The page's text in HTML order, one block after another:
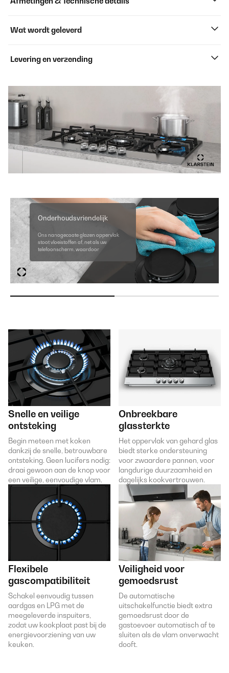
Wat wordt geleverd
Levering en verzending
Onderhoudsvriendelijk
Ons nanogecoate glazen oppervlak
stoot vloeistoffen af, net als uw
telefoonscherm, waardoor
Snelle en veilige
ontsteking
Begin meteen met koken
dankzij de snelle, betrouwbare
ontsteking. Geen lucifers nodig:
draai gewoon aan de knop voor
een veilige, eenvoudige vlam.
Onbreekbare
glassterkte
Het oppervlak van gehard glas
biedt sterke ondersteuning
voor zwaardere pannen, voor
langdurige duurzaamheid en
dagelijks kookvertrouwen.
Flexibele
gascompatibiliteit
Schakel eenvoudig tussen
aardgas en LPG met de
meegeleverde inspuiters,
zodat uw kookplaat past bij de
energievoorziening van uw
keuken.
Veiligheid voor
gemoedsrust
De automatische
uitschakelfunctie biedt extra
gemoedsrust door de
gastoevoer automatisch af te
sluiten als de vlam onverwacht
dooft.